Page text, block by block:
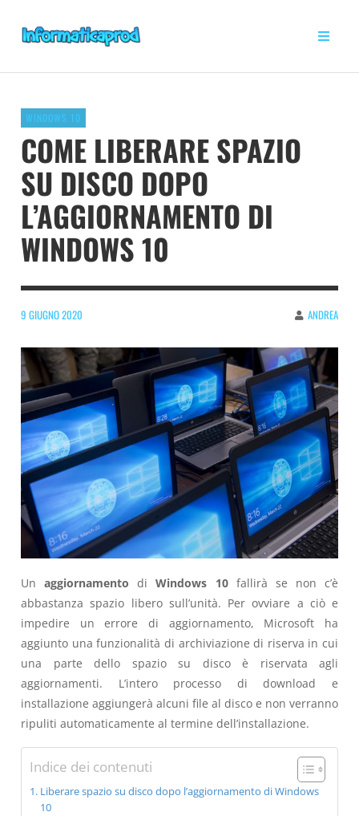
WINDOWS 10
COME LIBERARE SPAZIO
SU DISCO DOPO
L’AGGIORNAMENTO DI
WINDOWS 10
9 GIUGNO 2020 ANDREA
Unaggiornamento diWindows 10fallirà se non c’è
abbastanza spazio libero sull’unità. Per ovviare a ciò e
impedire un errore di aggiornamento, Microsoft ha
aggiunto una funzionalità di archiviazione di riserva in cui
una parte dello spazio su disco è riservata agli
aggiornamenti. L’intero processo di download e
installazione aggiungerà alcuni file al disco e non verranno
ripuliti automaticamente al termine dell’installazione.
Indice dei contenuti
Liberare spazio su disco dopo l’aggiornamento di Windows
10